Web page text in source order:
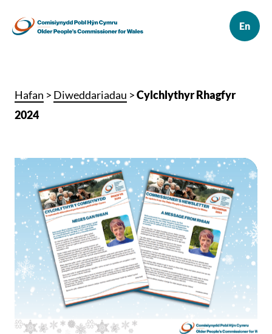
Hafan > Diweddariadau >Cylchlythyr Rhagfyr
2024